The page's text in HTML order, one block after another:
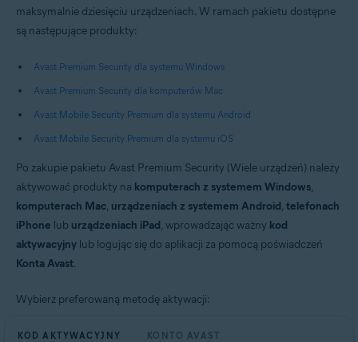
Systemy operacyjne:
maksymalnie dziesięciu urządzeniach. W ramach pakietu dostępne
są następujące produkty:
Avast Premium Security dla systemu Windows
Avast Premium Security dla komputerów Mac
Avast Mobile Security Premium dla systemu Android
Avast Mobile Security Premium dla systemu iOS
Po zakupie pakietu Avast Premium Security (Wiele urządzeń) należy
aktywować produkty na komputerach z systemem Windows,
komputerach Mac, urządzeniach z systemem Android, telefonach
iPhone lub urządzeniach iPad, wprowadzając ważny kod
aktywacyjny lub logując się do aplikacji za pomocą poświadczeń
Konta Avast.
Wybierz preferowaną metodę aktywacji:
KOD AKTYWACYJNY KONTO AVAST